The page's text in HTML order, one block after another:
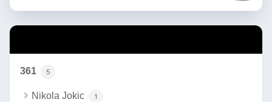
361 5
Nikola Jokic 1